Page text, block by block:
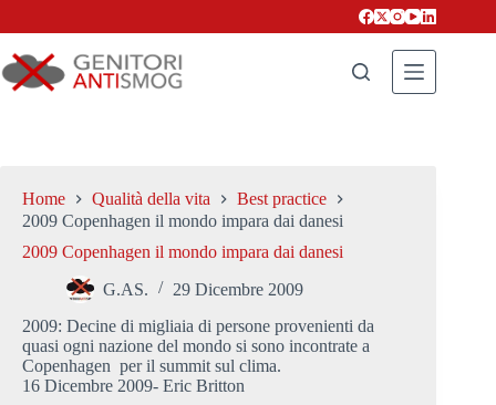
Home Qualità della vita
Best practice
2009 Copenhagen il mondo impara dai danesi
2009 Copenhagen il mondo impara dai danesi
G.AS.
29 Dicembre 2009
2009: Decine di migliaia di persone provenienti da
quasi ogni nazione del mondo si sono incontrate a
Copenhagen per il summit sul clima.
16 Dicembre 2009- Eric Britton